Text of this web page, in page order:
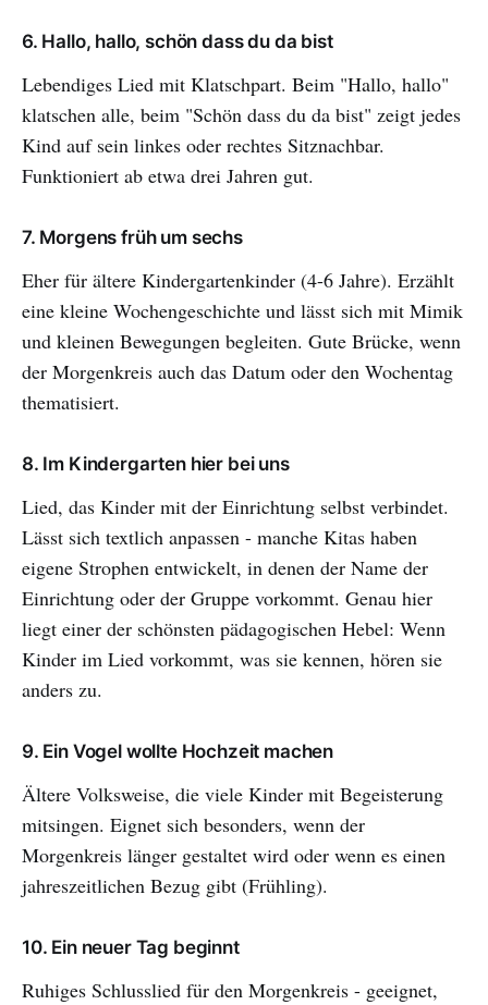
6. Hallo, hallo, schön dass du da bist
Lebendiges Lied mit Klatschpart. Beim "Hallo, hallo"
klatschen alle, beim "Schön dass du da bist" zeigt jedes
Kind auf sein linkes oder rechtes Sitznachbar.
Funktioniert ab etwa drei Jahren gut.
7. Morgens früh um sechs
Eher für ältere Kindergartenkinder (4-6 Jahre). Erzählt
eine kleine Wochengeschichte und lässt sich mit Mimik
und kleinen Bewegungen begleiten. Gute Brücke, wenn
der Morgenkreis auch das Datum oder den Wochentag
thematisiert.
8. Im Kindergarten hier bei uns
Lied, das Kinder mit der Einrichtung selbst verbindet.
Lässt sich textlich anpassen - manche Kitas haben
eigene Strophen entwickelt, in denen der Name der
Einrichtung oder der Gruppe vorkommt. Genau hier
liegt einer der schönsten pädagogischen Hebel: Wenn
Kinder im Lied vorkommt, was sie kennen, hören sie
anders zu.
9. Ein Vogel wollte Hochzeit machen
Ältere Volksweise, die viele Kinder mit Begeisterung
mitsingen. Eignet sich besonders, wenn der
Morgenkreis länger gestaltet wird oder wenn es einen
jahreszeitlichen Bezug gibt (Frühling).
10. Ein neuer Tag beginnt
Ruhiges Schlusslied für den Morgenkreis - geeignet,